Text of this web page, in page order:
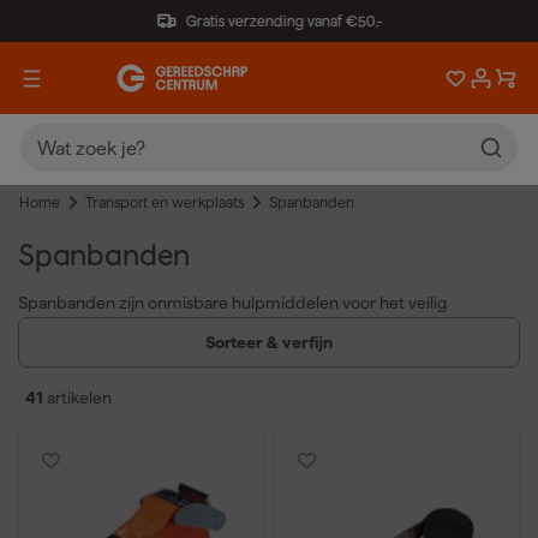
Gratis verzending vanaf €50,-
Home Transport en werkplaats Spanbanden
Spanbanden
Spanbanden zijn onmisbare hulpmiddelen voor het veilig
vastzetten van lading tijdens transport. Een spanband zorgt
ervoor dat goederen niet verschuiven of beschadigen, wat
zijn
Sterk polyester materiaal dat hoge belastingen aankan zonder
Beschikbaar met ratel of gesp voor eenvoudige en
Sorteer & verfijn
41 artikelen